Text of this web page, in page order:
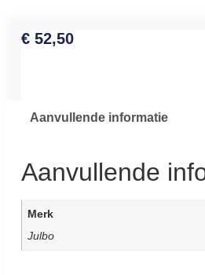
€52,50
Aanvullende informatie
Aanvullende
Merk
Julbo